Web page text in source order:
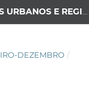
DEZEMBRO /